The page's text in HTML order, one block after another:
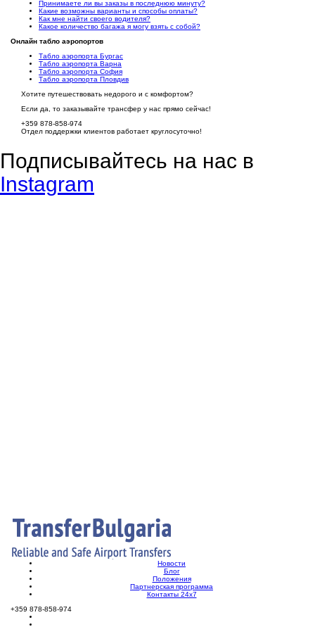
Принимаете ли вы заказы в последнюю минуту?
Какие возможны варианты и способы оплаты?
Как мне найти своего водителя?
Какое количество багажа я могу взять с собой?
Онлайн табло аэропортов
Табло аэропорта Бургас
Табло аэропорта Варна
Табло аэропорта София
Табло аэропорта Пловдив
Хотите путешествовать недорого и с комфортом?
Если да, то заказывайте трансфер у нас прямо сейчас!
+359 878-858-974
Отдел поддержки клиентов работает круглосуточно!
Подписывайтесь на нас в
Instagram
Новости
Блог
Положения
Партнерская программа
Контакты 24х7
+359 878-858-974